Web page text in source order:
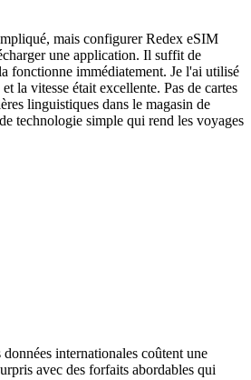
mais configurer Redex eSIM
une application. Il suffit de
fonctionne immédiatement. Je l'ai utilisé
la vitesse était excellente. Pas de cartes
linguistiques dans le magasin de
technologie simple qui rend les voyages
données internationales coûtent une
avec des forfaits abordables qui